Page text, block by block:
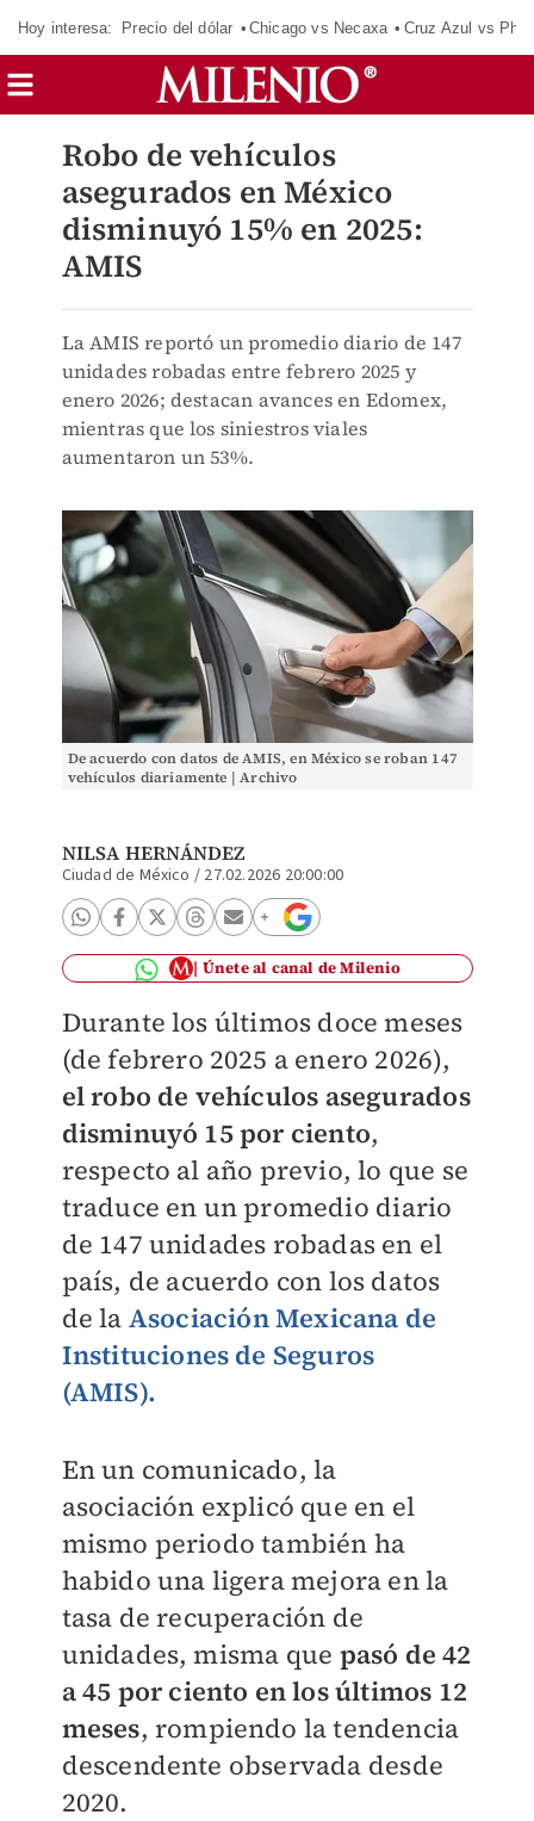
Hoy interesa: Precio del dólar Chicago vs Necaxa Cruz Azul vs
Robo de vehículos
asegurados en México
disminuyó 15% en 2025:
AMIS
La AMIS reportó un promedio diario de 147
unidades robadas entre febrero 2025 y
enero 2026; destacan avances en Edomex,
mientras que los siniestros viales
aumentaron un 53%.
De acuerdo con datos de AMIS, en México se roban 147
vehículos diariamente | Archivo
NILSA HERNÁNDEZ
Ciudad de México / 27.02.2026 20:00:00
Únete al canal de Milenio
Durante los últimos doce meses
(de febrero 2025 a enero 2026),
el robo de vehículos asegurados
disminuyó 15 por ciento,
respecto al año previo, lo que se
traduce en un promedio diario
de 147 unidades robadas en el
país, de acuerdo con los datos
de la Asociación Mexicana de
Instituciones de Seguros
(AMIS).
En un comunicado, la
asociación explicó que en el
mismo periodo también ha
habido una ligera mejora en la
tasa de recuperación de
unidades, misma que pasó de 42
a 45 por ciento en los últimos 12
meses, rompiendo la tendencia
descendente observada desde
2020.